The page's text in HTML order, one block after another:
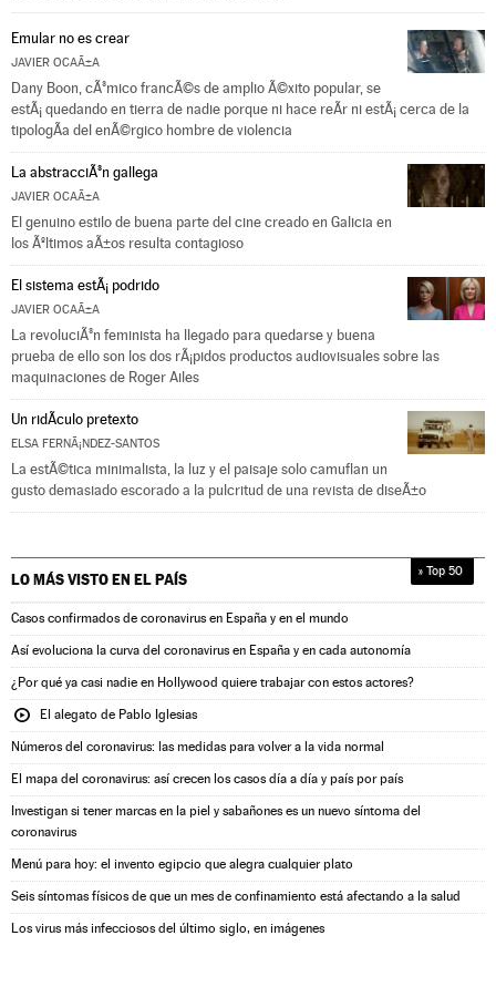
Emular no es crear
JAVIER OCAÃ±A
Dany Boon, cÃ³mico francÃ©s de amplio Ã©xito popular, se
estÃ¡ quedando en tierra de nadie porque ni hace reÃ­r ni estÃ¡ cerca de la
tipologÃ­a del enÃ©rgico hombre de violencia
La abstracciÃ³n gallega
JAVIER OCAÃ±A
El genuino estilo de buena parte del cine creado en Galicia en
los Ãºltimos aÃ±os resulta contagioso
El sistema estÃ¡ podrido
JAVIER OCAÃ±A
La revoluciÃ³n feminista ha llegado para quedarse y buena
prueba de ello son los dos rÃ¡pidos productos audiovisuales sobre las
maquinaciones de Roger Ailes
Un ridÃ­culo pretexto
ELSA FERNÃ¡NDEZ-SANTOS
La estÃ©tica minimalista, la luz y el paisaje solo camuflan un
gusto demasiado escorado a la pulcritud de una revista de diseÃ±o
LO MÁS VISTO EN EL PAÍS » Top 50
Casos confirmados de coronavirus en España y en el mundo
Así evoluciona la curva del coronavirus en España y en cada autonomía
¿Por qué ya casi nadie en Hollywood quiere trabajar con estos actores?
El alegato de Pablo Iglesias
Números del coronavirus: las medidas para volver a la vida normal
El mapa del coronavirus: así crecen los casos día a día y país por país
Investigan si tener marcas en la piel y sabañones es un nuevo síntoma del
coronavirus
Menú para hoy: el invento egipcio que alegra cualquier plato
Seis síntomas físicos de que un mes de confinamiento está afectando a la salud
Los virus más infecciosos del último siglo, en imágenes